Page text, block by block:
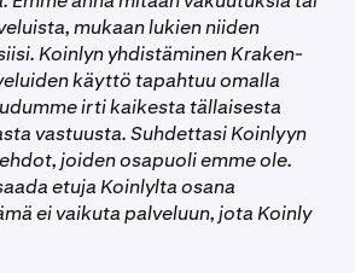
mukaan lukien niiden
Koinlyn yhdistäminen Kraken-
käyttö tapahtuu omalla
irti kaikesta tällaisesta
vastuusta. Suhdettasi Koinlyyn
joiden osapuoli emme ole.
etuja Koinlylta osana
ei vaikuta palveluun, jota Koinly